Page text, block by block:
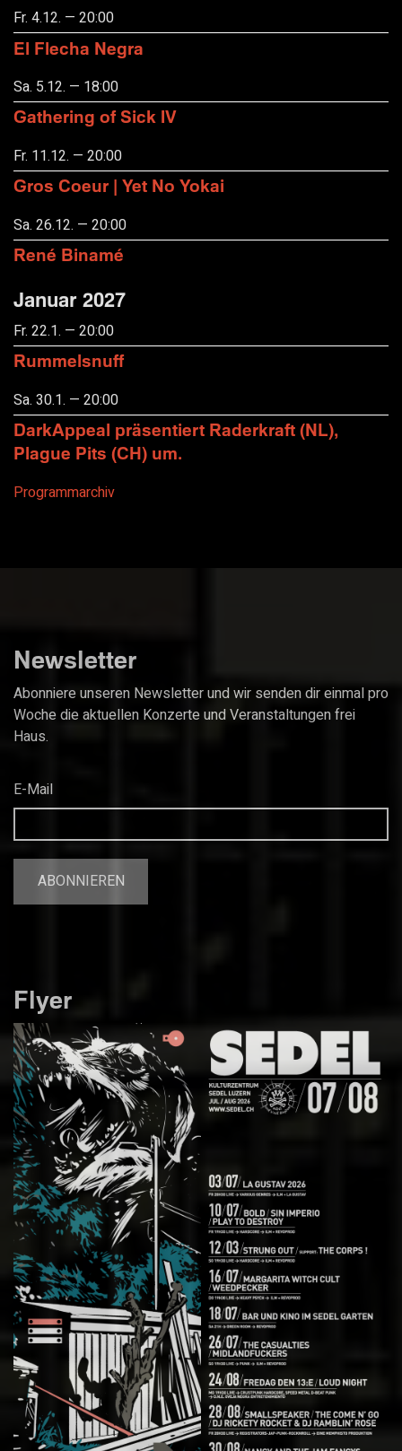
Fr. 4.12. — 20:00
El Flecha Negra
Sa. 5.12. — 18:00
Gathering of Sick IV
Fr. 11.12. — 20:00
Gros Coeur | Yet No Yokai
Sa. 26.12. — 20:00
René Binamé
Januar 2027
Fr. 22.1. — 20:00
Rummelsnuff
Sa. 30.1. — 20:00
DarkAppeal präsentiert Raderkraft (NL),
Plague Pits (CH) um.
Programmarchiv
Newsletter
Abonniere unseren Newsletter und wir senden dir einmal pro
Woche die aktuellen Konzerte und Veranstaltungen frei
Haus.
E-Mail
Flyer